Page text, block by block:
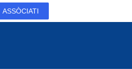
ASSÒCIATI